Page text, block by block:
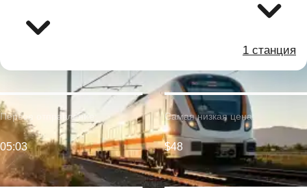
1 станция
Первое отправление:
05:03
Самая низкая цена:
$48